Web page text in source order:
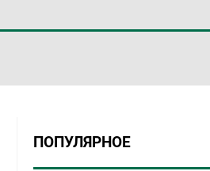
ПОПУЛЯРНОЕ